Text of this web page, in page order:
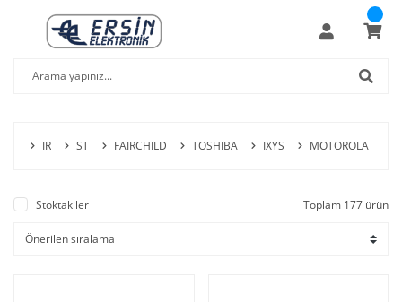
IR ST FAIRCHILD TOSHIBA IXYS MOTOROLA
Stoktakiler Toplam 177 ürün